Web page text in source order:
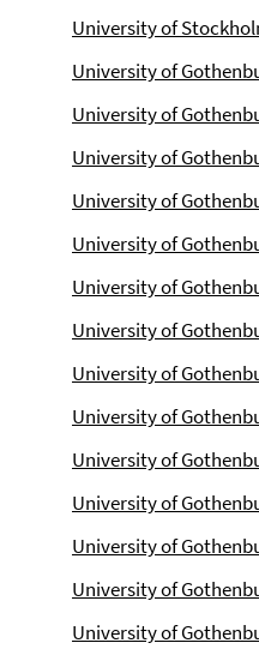
University of
University of
University of
University of
University of
University of
University of
University of
University of
University of
University of
University of
University of
University of
University of